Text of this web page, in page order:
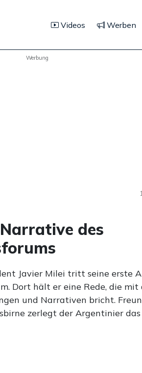
Videos Werben
Werbung
des
Javier Milei tritt seine erste
Dort hält er eine Rede, die mit
und Narrativen bricht.
zerlegt der Argentinier